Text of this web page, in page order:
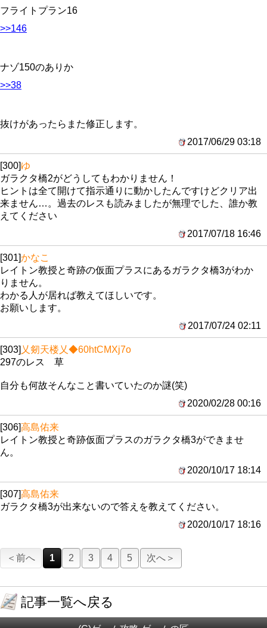
フライトプラン16
>>146
ナゾ150のありか
>>38
抜けがあったらまた修正します。
2017/06/29 03:18
[300]ゆ
ガラクタ橋2がどうしてもわかりません！
ヒントは全て開けて指示通りに動かしたんですけどクリア出
来ません…。過去のレスも読みましたが無理でした、誰か教
えてください
2017/07/18 16:46
[301]かなこ
レイトン教授と奇跡の仮面プラスにあるガラクタ橋3がわか
りません。
わかる人が居れば教えてほしいです。
お願いします。
2017/07/24 02:11
[303] 乂剱天楼乂◆60htCMXj7o
297のレス 草
自分も何故そんなこと書いていたのか謎(笑)
2020/02/28 00:16
[306]高島佑来
レイトン教授と奇跡仮面プラスのガラクタ橋3ができませ
ん。
2020/10/17 18:14
[307]高島佑来
ガラクタ橋3が出来ないので答えを教えてください。
2020/10/17 18:16
＜前へ 1 2 3 4 5 次へ＞
記事一覧へ戻る